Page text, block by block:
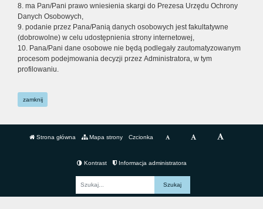
8. ma Pan/Pani prawo wniesienia skargi do Prezesa Urzędu Ochrony
Danych Osobowych,
9. podanie przez Pana/Panią danych osobowych jest fakultatywne
(dobrowolne) w celu udostępnienia strony internetowej,
10. Pana/Pani dane osobowe nie będą podlegały zautomatyzowanym
procesom podejmowania decyzji przez Administratora, w tym
profilowaniu.
zamknij
Strona główna Mapa strony Czcionka
Kontrast Informacja administratora